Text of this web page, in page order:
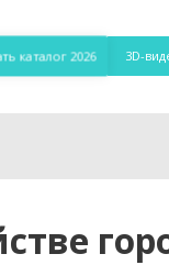
каталог 2026 3D-